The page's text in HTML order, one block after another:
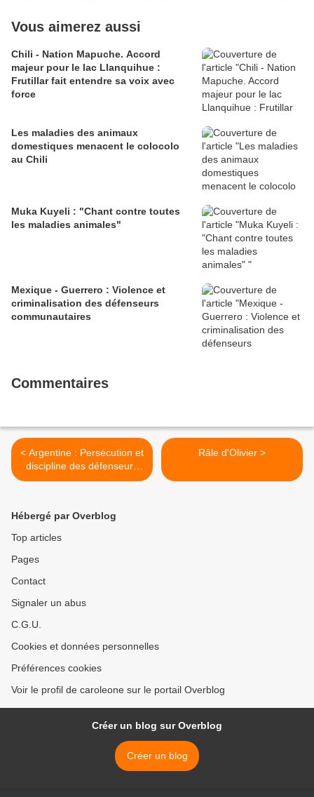
Vous aimerez aussi
Chili - Nation Mapuche. Accord
majeur pour le lac Llanquihue :
Frutillar fait entendre sa voix avec
force
Les maladies des animaux
domestiques menacent le colocolo
au Chili
Muka Kuyeli : "Chant contre toutes
les maladies animales"
Mexique - Guerrero : Violence et
criminalisation des défenseurs
communautaires
Commentaires
< Argentine : Persécution et
discipline des défenseurs
des droits humains
Râle d'Olivier >
Hébergé par Overblog
Top articles
Pages
Contact
Signaler un abus
C.G.U.
Cookies et données personnelles
Préférences cookies
Voir le profil de caroleone sur le portail Overblog
Créer un blog sur Overblog
Créer un blog